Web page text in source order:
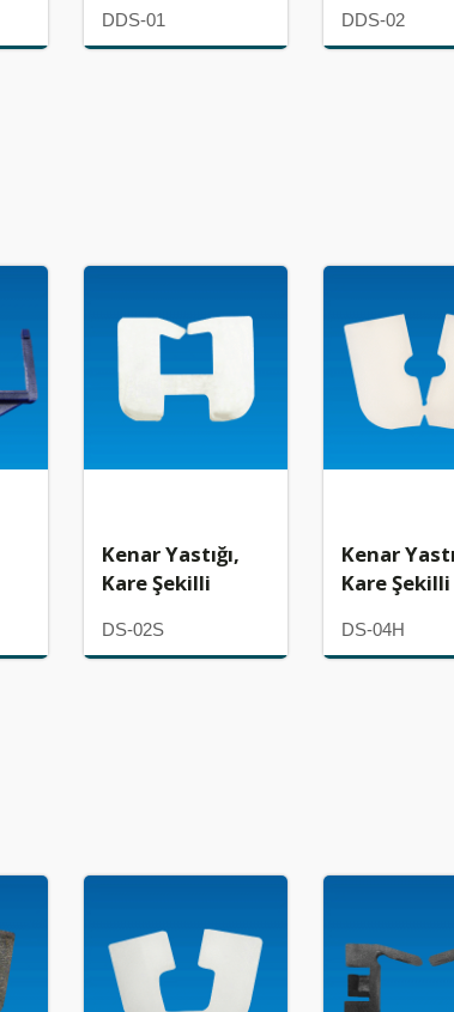
DDS-01 DDS-02
Kenar Yastığı,
Kare Şekilli
DS-02S
Kenar
Kare Şekilli
DS-04H